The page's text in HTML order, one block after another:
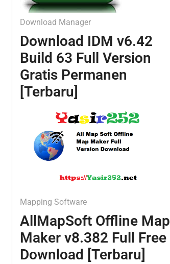
Download Manager
Download IDM v6.42
Build 63 Full Version
Gratis Permanen
[Terbaru]
Mapping Software
AllMapSoft Offline Map
Maker v8.382 Full Free
Download [Terbaru]